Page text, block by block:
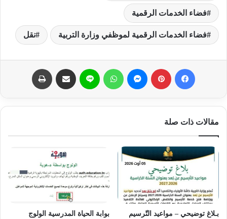
فضاء الخدمات الرقمية
فضاء الخدمات الرقمية لموظفي وزارة التربية نقل
مقالات ذات صلة
بـلاغ توضيحي – مواعيد التّرسيم
بوابة الحياة المدرسية الولوج